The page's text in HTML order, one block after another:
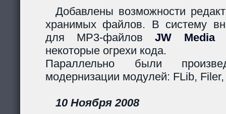
Добавлены возможности
хранимых файлов. В систему
для MP3-файловJW Media
некоторые огрехи кода.
Параллельно были
модернизации модулей: FLib,
10 Ноября 2008